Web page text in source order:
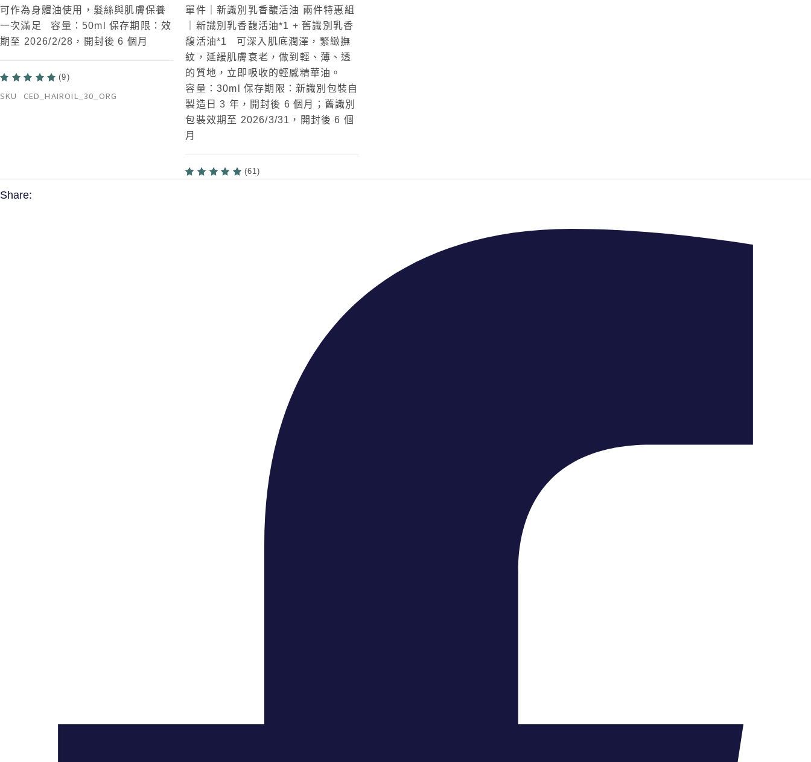
可作為身體油使用，髮絲與肌膚保養
一次滿足 容量：50ml 保存期限：效
期至 2026/2/28，開封後 6 個月
(9)
SKU CED_HAIROIL_30_ORG
單件｜新識別乳香馥活油 兩件特惠組
｜新識別乳香馥活油*1 + 舊識別乳香
馥活油*1
可深入肌底潤澤，緊緻撫
紋，延緩肌膚衰老，做到輕、薄、透
的質地，立即吸收的輕感精華油。
容量：30ml 保存期限：新識別包裝自
製造日 3 年，開封後 6 個月；舊識別
包裝效期至 2026/3/31，開封後 6 個
月
(61)
Share: